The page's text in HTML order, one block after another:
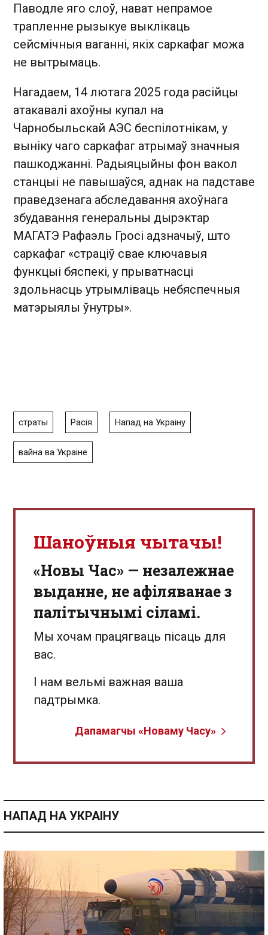
Паводле яго слоў, нават непрамое
трапленне рызыкуе выклікаць
сейсмічныя ваганні, якіх саркафаг можа
не вытрымаць.
Нагадаем, 14 лютага 2025 года расійцы
атакавалі ахоўны купал на
Чарнобыльскай АЭС беспілотнікам, у
выніку чаго саркафаг атрымаў значныя
пашкоджанні. Радыяцыйны фон вакол
станцыі не павышаўся, аднак на падставе
праведзенага абследавання ахоўнага
збудавання генеральны дырэктар
МАГАТЭ Рафаэль Гросі адзначыў, што
саркафаг «страціў свае ключавыя
функцыі бяспекі, у прыватнасці
здольнасць утрымліваць небяспечныя
матэрыялы ўнутры».
страты Расія Напад на Украіну
вайна ва Украіне
Шаноўныя чытачы!
«Новы Час» — незалежнае
выданне, не афіляванае з
палітычнымі сіламі.
Мы хочам працягваць пісаць для
вас.
І нам вельмі важная ваша
падтрымка.
Дапамагчы «Новаму Часу»
НАПАД НА УКРАІНУ